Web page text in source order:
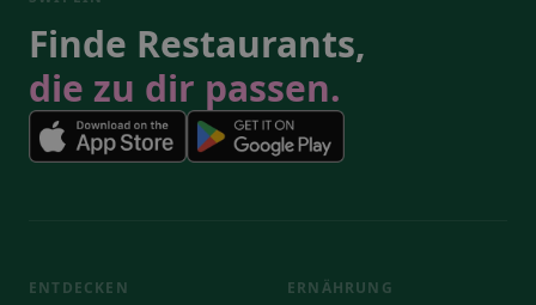
Finde Restaurants,
die zu dir passen.
ENTDECKEN ERNÄHRUNG